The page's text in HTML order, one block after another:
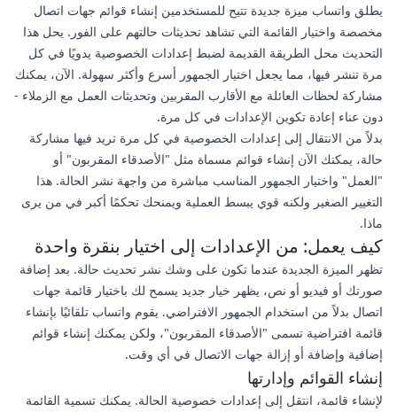
يطلق واتساب ميزة جديدة تتيح للمستخدمين إنشاء قوائم جهات اتصال
مخصصة واختيار القائمة التي تشاهد تحديثات حالتهم على الفور. يحل هذا
التحديث محل الطريقة القديمة لضبط إعدادات الخصوصية يدويًا في كل
مرة تنشر فيها، مما يجعل اختيار الجمهور أسرع وأكثر سهولة. الآن، يمكنك
مشاركة لحظات العائلة مع الأقارب المقربين وتحديثات العمل مع الزملاء -
دون عناء إعادة تكوين الإعدادات في كل مرة.
بدلاً من الانتقال إلى إعدادات الخصوصية في كل مرة تريد فيها مشاركة
حالة، يمكنك الآن إنشاء قوائم مسماة مثل "الأصدقاء المقربون" أو
"العمل" واختيار الجمهور المناسب مباشرة من واجهة نشر الحالة. هذا
التغيير الصغير ولكنه قوي يبسط العملية ويمنحك تحكمًا أكبر في من يرى
ماذا.
كيف يعمل: من الإعدادات إلى اختيار بنقرة واحدة
تظهر الميزة الجديدة عندما تكون على وشك نشر تحديث حالة. بعد إضافة
صورتك أو فيديو أو نص، يظهر خيار جديد يسمح لك باختيار قائمة جهات
اتصال بدلاً من استخدام الجمهور الافتراضي. يقوم واتساب تلقائيًا بإنشاء
قائمة افتراضية تسمى "الأصدقاء المقربون"، ولكن يمكنك إنشاء قوائم
إضافية وإضافة أو إزالة جهات الاتصال في أي وقت.
إنشاء القوائم وإدارتها
لإنشاء قائمة، انتقل إلى إعدادات خصوصية الحالة. يمكنك تسمية القائمة